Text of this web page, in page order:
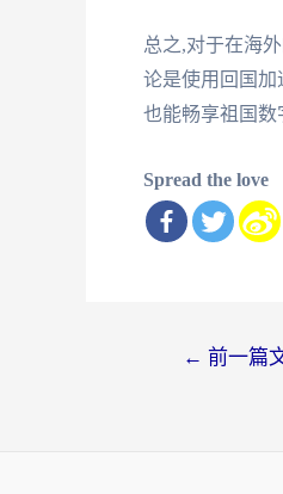
总之,对于在海
论是使用回国加
也能畅享祖国数
Spread the love
← 前一篇